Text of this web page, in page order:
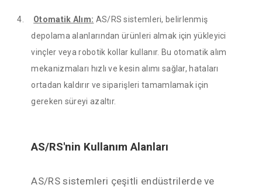
4. Otomatik Alım: AS/RS sistemleri, belirlenmiş
depolama alanlarından ürünleri almak için yükleyici
vinçler veya robotik kollar kullanır. Bu otomatik alım
mekanizmaları hızlı ve kesin alımı sağlar, hataları
ortadan kaldırır ve siparişleri tamamlamak için
gereken süreyi azaltır.
AS/RS'nin Kullanım Alanları
AS/RS sistemleri çeşitli endüstrilerde ve